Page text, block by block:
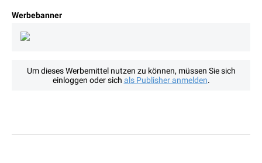
Werbebanner
Um dieses Werbemittel nutzen zu können, müssen Sie sich
einloggen oder sich als Publisher anmelden.